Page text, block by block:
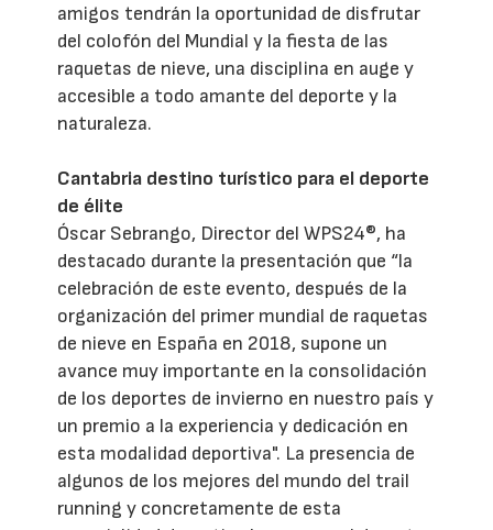
amigos tendrán la oportunidad de disfrutar
del colofón del Mundial y la fiesta de las
raquetas de nieve, una disciplina en auge y
accesible a todo amante del deporte y la
naturaleza.
Cantabria destino turístico para el deporte
de élite
Óscar Sebrango, Director del WPS24®, ha
destacado durante la presentación que “la
celebración de este evento, después de la
organización del primer mundial de raquetas
de nieve en España en 2018, supone un
avance muy importante en la consolidación
de los deportes de invierno en nuestro país y
un premio a la experiencia y dedicación en
esta modalidad deportiva". La presencia de
algunos de los mejores del mundo del trail
running y concretamente de esta